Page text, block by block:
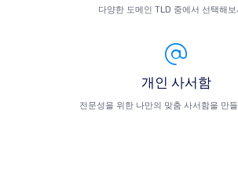
다양한 도메인 TLD 중에서 선택해보
개인 사서함
전문성을 위한 나만의 맞춤 사서함을 만